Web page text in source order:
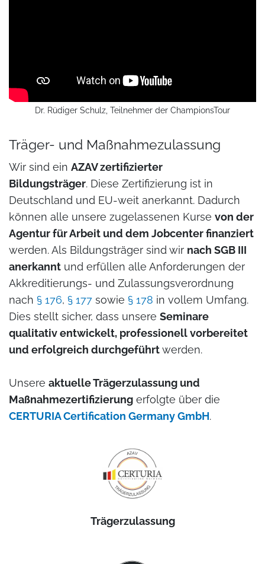
Dr. Rüdiger Schulz, Teilnehmer der ChampionsTour
Träger- und Maßnahmezulassung
Wir sind ein AZAV zertifizierter
Bildungsträger. Diese Zertifizierung ist in
Deutschland und EU-weit anerkannt. Dadurch
können alle unsere zugelassenen Kurse von der
Agentur für Arbeit und dem Jobcenter finanziert
werden. Als Bildungsträger sind wir nach SGB III
anerkannt und erfüllen alle Anforderungen der
Akkreditierungs- und Zulassungsverordnung
nach § 176, § 177 sowie § 178 in vollem Umfang.
Dies stellt sicher, dass unsere Seminare
qualitativ entwickelt, professionell vorbereitet
und erfolgreich durchgeführtwerden.
Unsere aktuelle Trägerzulassung und
Maßnahmezertifizierung erfolgte über die
CERTURIA Certification Germany GmbH.
Trägerzulassung